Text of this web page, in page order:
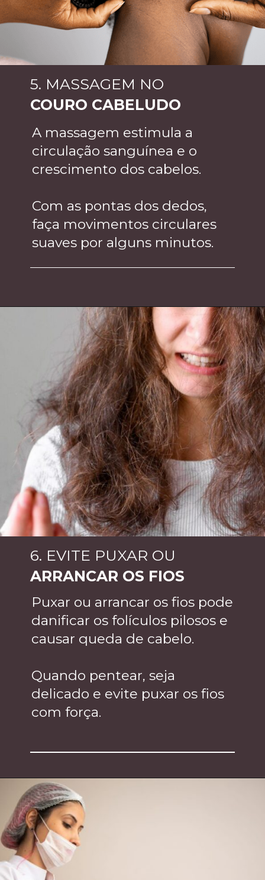
5. MASSAGEM NO
COURO CABELUDO
A massagem estimula a
circulação sanguínea e o
crescimento dos cabelos.
Com as pontas dos dedos,
faça movimentos circulares
suaves por alguns minutos.
6. EVITE PUXAR OU
ARRANCAR OS FIOS
Puxar ou arrancar os fios pode
danificar os folículos pilosos e
causar queda de cabelo.
Quando pentear, seja
delicado e evite puxar os fios
com força.